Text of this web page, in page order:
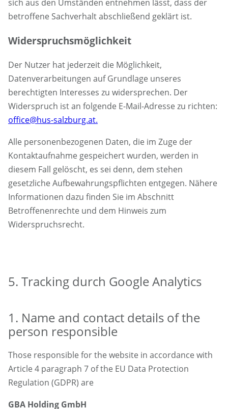
sich aus den Umständen entnehmen lässt, dass der
betroffene Sachverhalt abschließend geklärt ist.
Widerspruchsmöglichkeit
Der Nutzer hat jederzeit die Möglichkeit,
Datenverarbeitungen auf Grundlage unseres
berechtigten Interesses zu widersprechen. Der
Widerspruch ist an folgende E-Mail-Adresse zu richten:
office@hus-salzburg.at.
Alle personenbezogenen Daten, die im Zuge der
Kontaktaufnahme gespeichert wurden, werden in
diesem Fall gelöscht, es sei denn, dem stehen
gesetzliche Aufbewahrungspflichten entgegen. Nähere
Informationen dazu finden Sie im Abschnitt
Betroffenenrechte und dem Hinweis zum
Widerspruchsrecht.
5. Tracking durch Google Analytics
1. Name and contact details of the
person responsible
Those responsible for the website in accordance with
Article 4 paragraph 7 of the EU Data Protection
Regulation (GDPR) are
GBA Holding GmbH